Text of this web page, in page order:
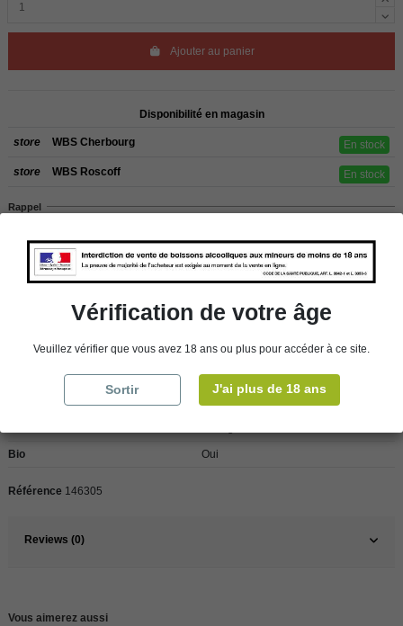
Ajouter au panier
Disponibilité en magasin
store WBS Cherbourg En stock
store WBS Roscoff En stock
Rappel
clients de l’étranger, retrait sur place dans nos magasins de ROSCOFF ou
CHERBOURG.
Bio Oui
Référence 146305
Reviews (0)
Vous aimerez aussi
Vérification de votre âge
Veuillez vérifier que vous avez 18 ans ou plus pour accéder à ce site.
Sortir J'ai plus de 18 ans